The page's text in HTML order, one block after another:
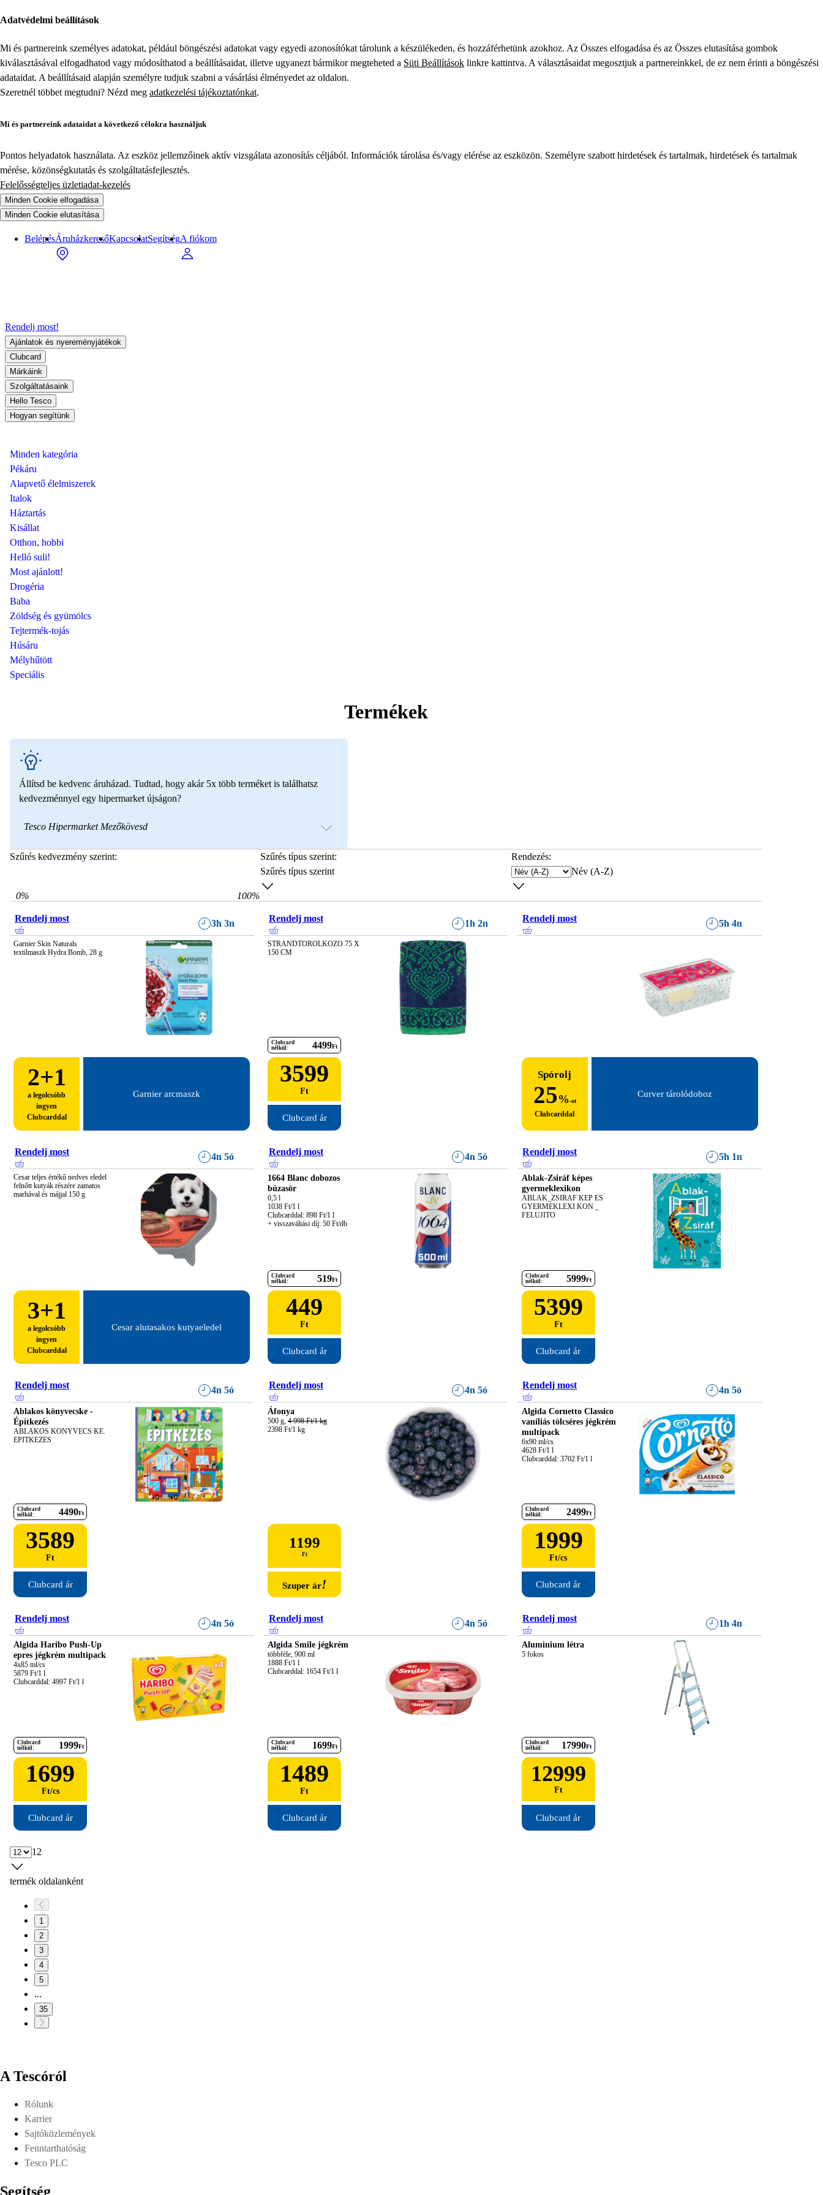
Adatvédelmi beállítások
Mi és partnereink személyes adatokat, például böngészési adatokat vagy egyedi azonosítókat tárolunk a készülékeden, és hozzáférhetünk azokhoz. Az Összes elfogadása és az Összes elutasítása gombok
kiválasztásával elfogadhatod vagy módosíthatod a beállításaidat, illetve ugyanezt bármikor megteheted a Süti Beállítások linkre kattintva. A választásaidat megosztjuk a partnereinkkel, de ez nem érinti a böngészési
adataidat. A beállításaid alapján személyre tudjuk szabni a vásárlási élményedet az oldalon.
Szeretnél többet megtudni? Nézd meg adatkezelési tájékoztatónkat.
Mi és partnereink adataidat a következő célokra használjuk
Pontos helyadatok használata. Az eszköz jellemzőinek aktív vizsgálata azonosítás céljából. Információk tárolása és/vagy elérése az eszközön. Személyre szabott hirdetések és tartalmak, hirdetések és tartalmak
mérése, közönségkutatás és szolgáltatásfejlesztés.
Felelősségteljes üzletiadat-kezelés
Minden Cookie elfogadása
Minden Cookie elutasítása
BelépésÁruházkeresőKapcsolatSegítségA fiókom
Rendelj most!
Ajánlatok és nyereményjátékok
Clubcard
Márkáink
Szolgáltatásaink
Hello Tesco
Hogyan segítünk
Minden kategória
Pékáru
Alapvető élelmiszerek
Italok
Háztartás
Kisállat
Otthon, hobbi
Helló suli!
Most ajánlott!
Drogéria
Baba
Zöldség és gyümölcs
Tejtermék-tojás
Húsáru
Mélyhűtött
Speciális
Termékek
Állítsd be kedvenc áruházad. Tudtad, hogy akár 5x több terméket is találhatsz
kedvezménnyel egy hipermarket újságon?
Tesco Hipermarket Mezőkövesd
Szűrés kedvezmény szerint:
0% 100%
Szűrés típus szerint:
Szűrés típus szerint
Rendezés:
Név (A-Z)
Rendelj most 3h 3n
Garnier Skin Naturals
textilmaszk Hydra Bomb, 28 g
2+1
a legolcsóbb
ingyen
Clubcarddal
Garnier arcmaszk
Rendelj most 1h 2n
STRANDTOROLKOZO 75 X
150 CM
Clubcard
nélkül:
4499Ft
3599
Ft
Clubcard ár
Rendelj most 5h 4n
Spórolj
25%-ot
Clubcarddal
Curver tárolódoboz
Rendelj most 4n 5ó
Cesar teljes értékű nedves eledel
felnőtt kutyák részére zamatos
marhával és májjal 150 g
3+1
a legolcsóbb
ingyen
Clubcarddal
Cesar alutasakos kutyaeledel
Rendelj most 4n 5ó
1664 Blanc dobozos
búzasör
0,5 l
1038 Ft/1 l
Clubcarddal: 898 Ft/1 l
+ visszaváltási díj: 50 Ft/db
Clubcard
nélkül:
519Ft
449
Ft
Clubcard ár
Rendelj most 5h 1n
Ablak-Zsiráf képes
gyermeklexikon
ABLAK_ZSIRAF KEP ES
GYERMEKLEXI KON _
FELUJITO
Clubcard
nélkül:
5999Ft
5399
Ft
Clubcard ár
Rendelj most 4n 5ó
Ablakos könyvecske -
Építkezés
ABLAKOS KONYVECS KE.
EPITKEZES
Clubcard
nélkül:
4490Ft
3589
Ft
Clubcard ár
Rendelj most 4n 5ó
Áfonya
500 g, 4 998 Ft/1 kg
2398 Ft/1 kg
1199
Ft
Szuper ár!
Rendelj most 4n 5ó
Algida Cornetto Classico
vaníliás tölcséres jégkrém
multipack
6x90 ml/cs
4628 Ft/1 l
Clubcarddal: 3702 Ft/1 l
Clubcard
nélkül:
2499Ft
1999
Ft/cs
Clubcard ár
Rendelj most 4n 5ó
Algida Haribo Push-Up
epres jégkrém multipack
4x85 ml/cs
5879 Ft/1 l
Clubcarddal: 4997 Ft/1 l
Clubcard
nélkül:
1999Ft
1699
Ft/cs
Clubcard ár
Rendelj most 4n 5ó
Algida Smile jégkrém
többféle, 900 ml
1888 Ft/1 l
Clubcarddal: 1654 Ft/1 l
Clubcard
nélkül:
1699Ft
1489
Ft
Clubcard ár
Rendelj most 1h 4n
Aluminium létra
5 fokos
Clubcard
nélkül:
17990Ft
12999
Ft
Clubcard ár
12
termék oldalanként
1
2
3
4
5
...
35
A Tescóról
Rólunk
Karrier
Sajtóközlemények
Fenntarthatóság
Tesco PLC
Segítség